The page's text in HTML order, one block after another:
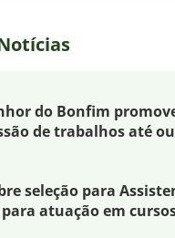
do Bonfim
de trabalhos até
seleção para
para atuação em